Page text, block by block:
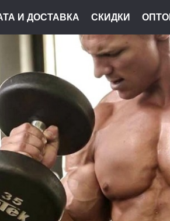
И ДОСТАВКА СКИДКИ